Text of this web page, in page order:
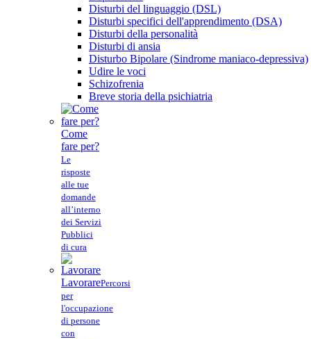
Disturbi del linguaggio (DSL)
Disturbi specifici dell'apprendimento (DSA)
Disturbi della personalità
Disturbi di ansia
Disturbo Bipolare (Sindrome maniaco-depressiva)
Udire le voci
Schizofrenia
Breve storia della psichiatria
Come
fare per?
Le
risposte
alle tue
domande
all’interno
dei Servizi
Pubblici
di cura
LavorarePercorsi
per
l'occupazione
di persone
con